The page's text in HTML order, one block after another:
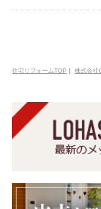
住宅リフォームTOP ｜ 株式会社